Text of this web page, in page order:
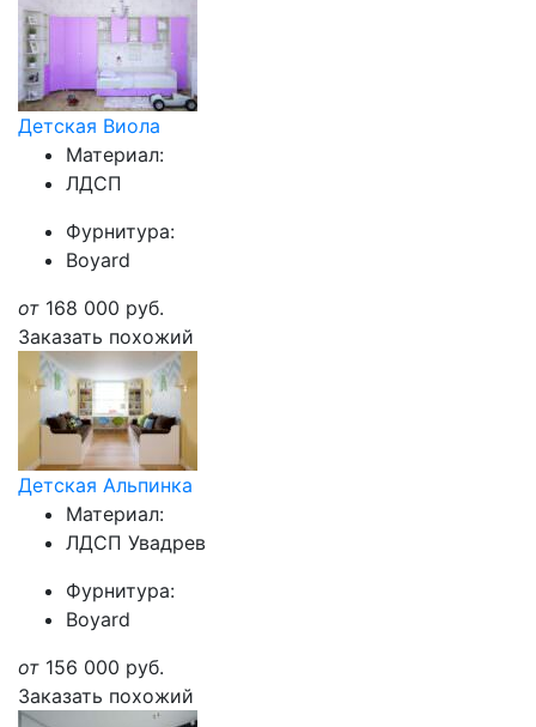
Детская Виола
Материал:
ЛДСП
Фурнитура:
Boyard
от 168 000 руб.
Заказать похожий
Детская Альпинка
Материал:
ЛДСП Увадрев
Фурнитура:
Boyard
от 156 000 руб.
Заказать похожий